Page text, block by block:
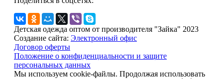
Детская одежда оптом от производителя "Зайка" 2023
Создание сайта: Электронный офис
Договор оферты
Положение о конфиденциальности и защите
персональных данных
Мы используем cookie-файлы. Продолжая использовать